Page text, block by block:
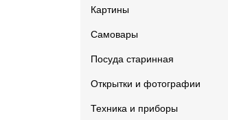
Картины
Самовары
Посуда старинная
Открытки и фотографии
Техника и приборы